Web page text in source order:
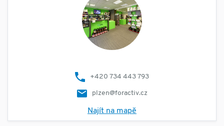
+420 734 443 793
plzen@foractiv.cz
Najít na mapě